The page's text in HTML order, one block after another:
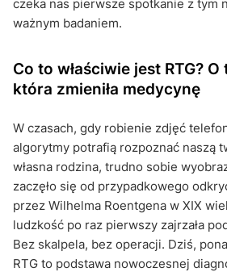
czeka nas pierwsze spotkanie z tym
ważnym badaniem.
Co to właściwie jest RTG?
która zmieniła medycynę
W czasach, gdy robienie zdjęć
algorytmy potrafią rozpoznać naszą
własna rodzina, trudno sobie
zaczęło się od przypadkowego
przez Wilhelma Roentgena w XIX
ludzkość po raz pierwszy zajrzała
Bez skalpela, bez operacji. Dziś,
RTG to podstawa nowoczesnej